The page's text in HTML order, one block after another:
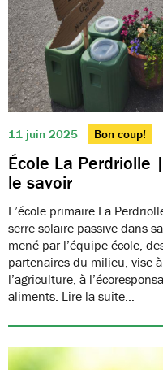
11 juin 2025 Bon coup!
École La Perdriolle
le savoir
L’école primaire La
serre solaire passive dans
mené par l’équipe-école,
partenaires du milieu, vise
l’agriculture, à
aliments. Lire la suite…